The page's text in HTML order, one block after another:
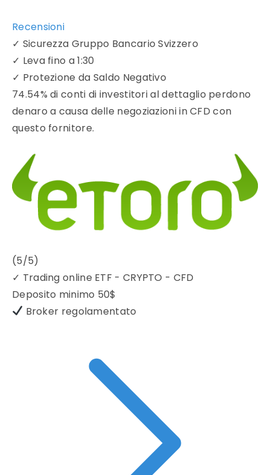
Recensioni
✓ Sicurezza Gruppo Bancario Svizzero
✓ Leva fino a 1:30
✓ Protezione da Saldo Negativo
74.54% di conti di investitori al dettaglio perdono
denaro a causa delle negoziazioni in CFD con
questo fornitore.
(5/5)
✓ Trading online ETF - CRYPTO - CFD
Deposito minimo 50$
Broker regolamentato